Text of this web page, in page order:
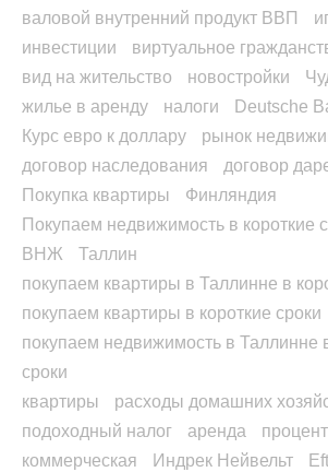
валовой внутренний продукт ВВП
инвестиции
виртуальное
вид на жительство
новостройки
жилье в аренду
налоги
Deutsche
Курс евро к доллару
рынок
договор наследования
договор
Покупка квартиры
Финляндия
Покупаем недвижимость в короткие
ВНЖ
Таллин
покупаем квартиры в Таллинне в
покупаем квартиры в короткие сроки
покупаем недвижимость в Таллинне
сроки
квартиры
расходы домашних
подоходный налог
аренда
коммерческая
Индрек Нейвельт